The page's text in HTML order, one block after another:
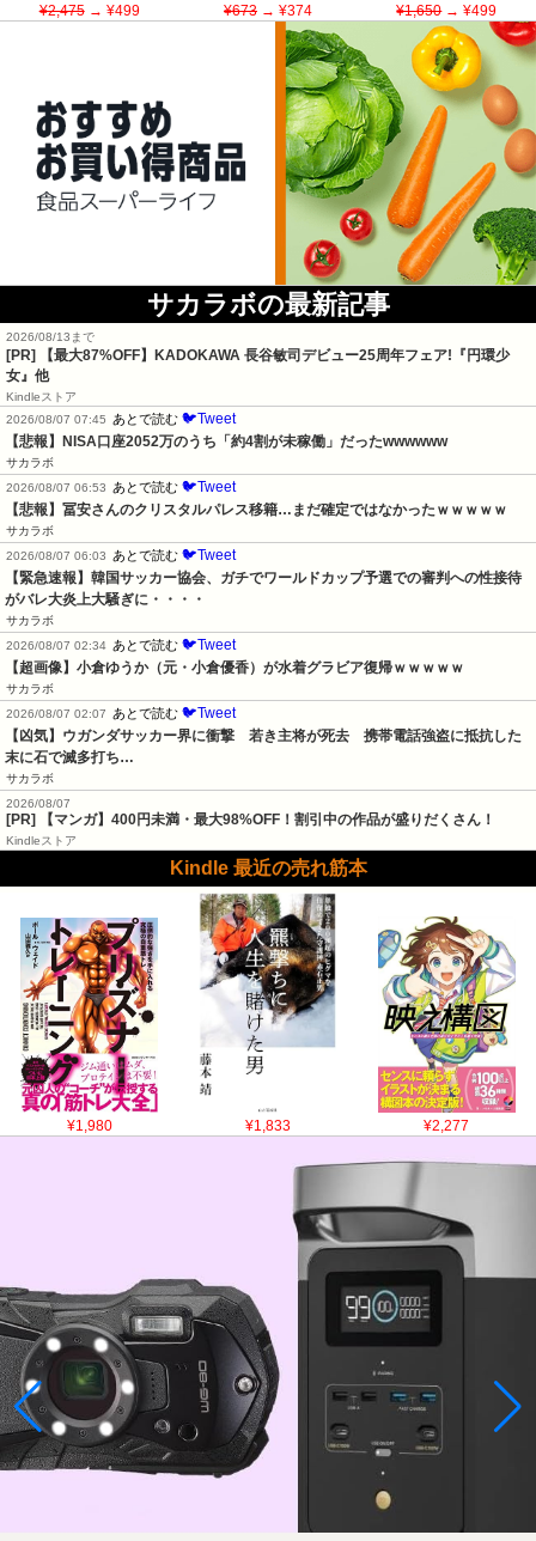
¥2,475→ ¥499 ¥673→ ¥374 ¥1,650→ ¥499
サカラボの最新記事
2026/08/13まで
[PR] 【最大87%OFF】KADOKAWA 長谷敏司デビュー25周年フェア!『円環少
女』他
Kindleストア
2026/08/07 07:45
あとで読む 🐦Tweet
【悲報】NISA口座2052万のうち「約4割が未稼働」だったwwwwww
サカラボ
2026/08/07 06:53
あとで読む 🐦Tweet
【悲報】冨安さんのクリスタルパレス移籍…まだ確定ではなかったｗｗｗｗｗ
サカラボ
2026/08/07 06:03
あとで読む 🐦Tweet
【緊急速報】韓国サッカー協会、ガチでワールドカップ予選での審判への性接待
がバレ大炎上大騒ぎに・・・・
サカラボ
2026/08/07 02:34 あとで読む 🐦Tweet
【超画像】小倉ゆうか（元・小倉優香）が水着グラビア復帰ｗｗｗｗｗ
サカラボ
2026/08/07 02:07
あとで読む 🐦Tweet
【凶気】ウガンダサッカー界に衝撃　若き主将が死去　携帯電話強盗に抵抗した
末に石で滅多打ち…
サカラボ
2026/08/07
[PR] 【マンガ】400円未満・最大98%OFF！割引中の作品が盛りだくさん！
Kindleストア
Kindle 最近の売れ筋本
¥1,980 ¥1,833 ¥2,277